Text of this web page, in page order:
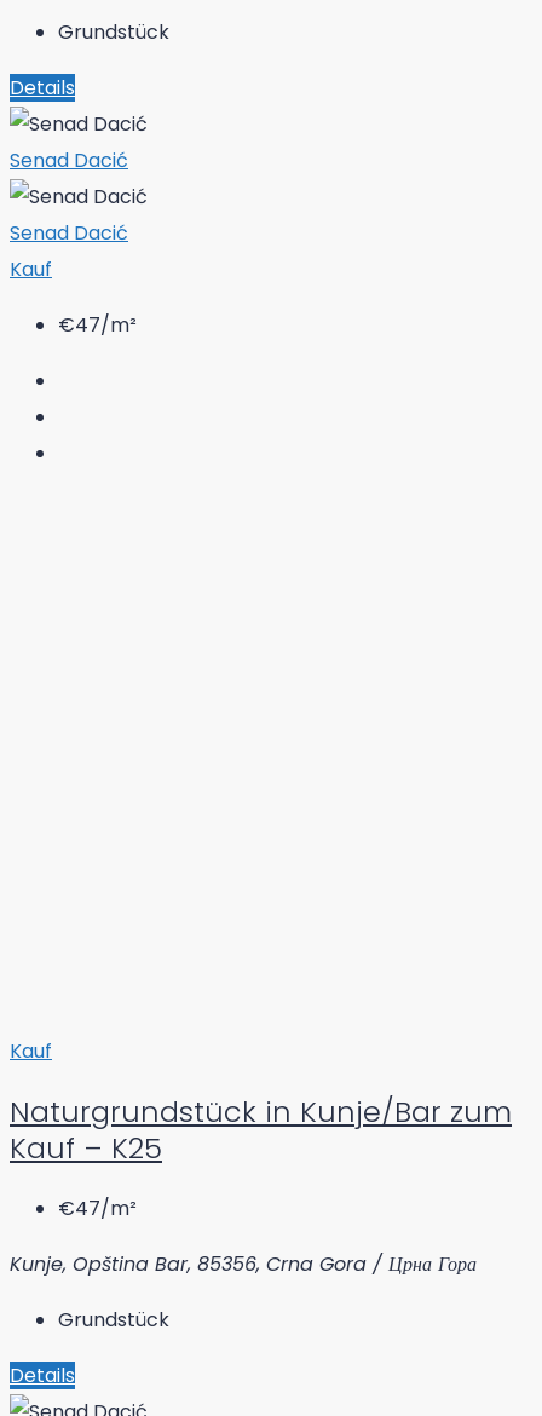
Grundstück
Details
Senad Dacić
Senad Dacić
Kauf
€47/m²
Kauf
Naturgrundstück in Kunje/Bar zum
Kauf – K25
€47/m²
Kunje, Opština Bar, 85356, Crna Gora / Црна Гора
Grundstück
Details